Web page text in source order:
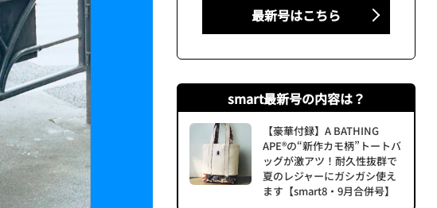
最新号はこちら
smart最新号の内容は？
【豪華付録】A BATHING
APE®の“新作カモ柄”トートバ
ッグが激アツ！耐久性抜群で
夏のレジャーにガシガシ使え
ます【smart8・9月合併号】